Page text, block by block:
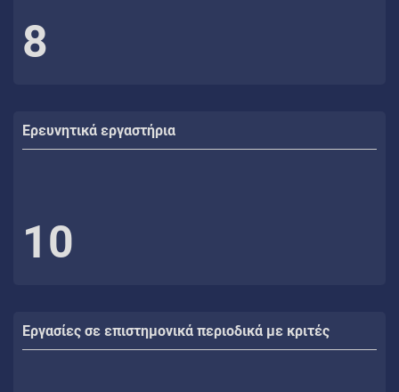
8
Ερευνητικά εργαστήρια
10
Εργασίες σε επιστημονικά περιοδικά με κριτές